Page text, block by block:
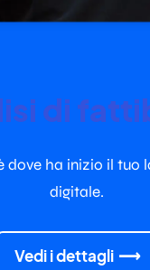
di
dove ha inizio il tuo
digitale.
Vedi i dettagli